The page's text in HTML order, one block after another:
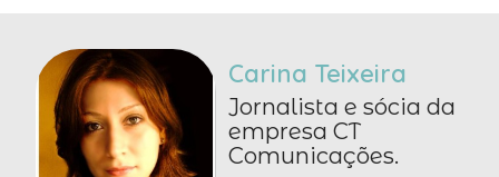
Carina Teixeira
Jornalista e sócia da
empresa CT
Comunicações.